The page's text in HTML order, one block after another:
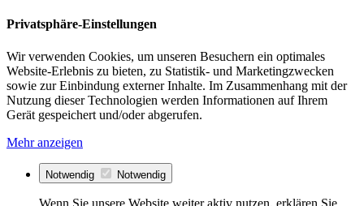
Privatsphäre-Einstellungen
Wir verwenden Cookies, um unseren Besuchern ein optimales
Website-Erlebnis zu bieten, zu Statistik- und Marketingzwecken
sowie zur Einbindung externer Inhalte. Im Zusammenhang mit der
Nutzung dieser Technologien werden Informationen auf Ihrem
Gerät gespeichert und/oder abgerufen.
Mehr anzeigen
Notwendig Notwendig
Wenn Sie unsere Website weiter aktiv nutzen, erklären Sie